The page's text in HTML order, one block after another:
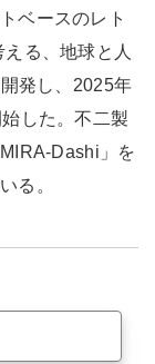
ベースのレト
る、地球と人
発し、2025年
した。不二製
Dashi」を
る。